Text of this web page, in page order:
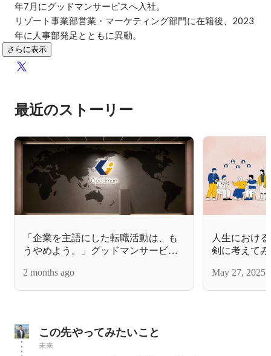
年7月にグッドマンサービスへ入社。
リゾート事業部営業・マーケティング部門に在籍後、2023
年に人事部発足とともに異動。
さらに表示
最近のストーリー
「企業を主語にした転職活動は、も
うやめよう。」グッドマンサービス
関係をなくしたい理由。
2 months ago
人生におけ
剣に考えて
May 27, 2025
この先やってみたいこと
未来